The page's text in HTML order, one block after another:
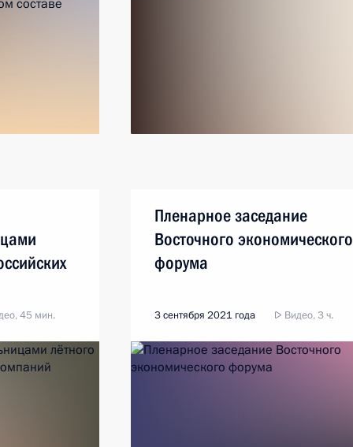
45 мин.
Пленарное заседание
Восточного экономического
форума
3 сентября 2021 года Видео, 3 ч.